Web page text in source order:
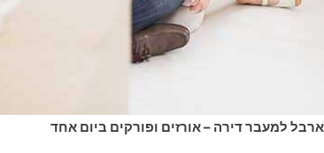
למעבר דירה – אורזים ופורקים ביום אחד